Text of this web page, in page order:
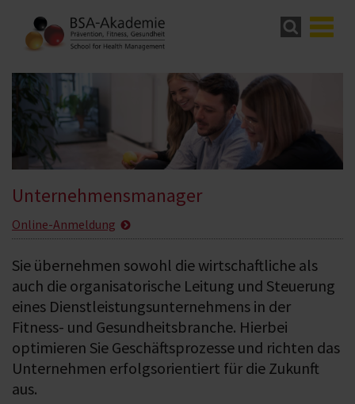
Unternehmensmanager
Online-Anmeldung
Sie übernehmen sowohl die wirtschaftliche als
auch die organisatorische Leitung und Steuerung
eines Dienstleistungsunternehmens in der
Fitness- und Gesundheitsbranche. Hierbei
optimieren Sie Geschäftsprozesse und richten das
Unternehmen erfolgsorientiert für die Zukunft
aus.